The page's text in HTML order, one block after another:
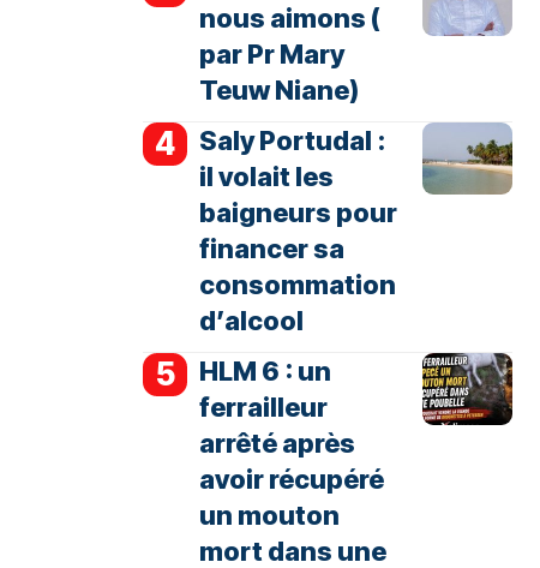
nous aimons (
par Pr Mary
Teuw Niane)
Saly Portudal :
il volait les
baigneurs pour
financer sa
consommation
d’alcool
HLM 6 : un
ferrailleur
arrêté après
avoir récupéré
un mouton
mort dans une